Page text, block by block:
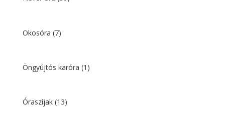
Okosóra (7)
Öngyújtós karóra (1)
Óraszíjak (13)